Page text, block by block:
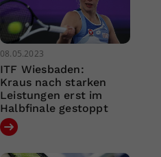
08.05.2023
ITF Wiesbaden:
Kraus nach starken
Leistungen erst im
Halbfinale gestoppt